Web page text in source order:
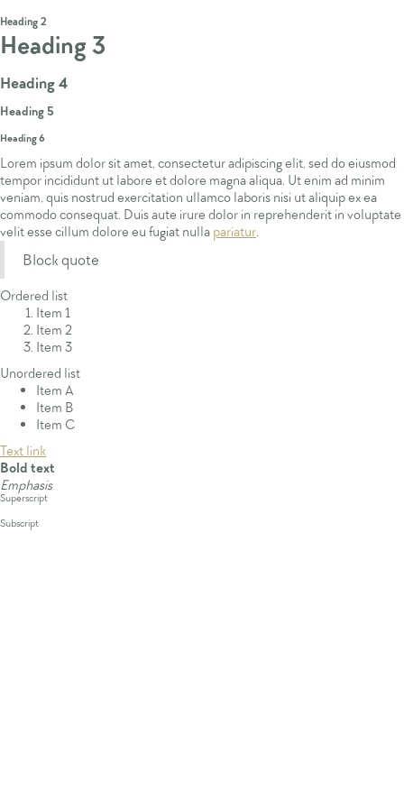
Heading 2
Heading 3
Heading 4
Heading 5
Heading 6
Lorem ipsum dolor sit amet, consectetur adipiscing elit, sed do eiusmod
tempor incididunt ut labore et dolore magna aliqua. Ut enim ad minim
veniam, quis nostrud exercitation ullamco laboris nisi ut aliquip ex ea
commodo consequat. Duis aute irure dolor in reprehenderit in voluptate
velit esse cillum dolore eu fugiat nulla pariatur.
Block quote
Ordered list
Item 1
Item 2
Item 3
Unordered list
Item A
Item B
Item C
Text link
Bold text
Emphasis
Superscript
Subscript